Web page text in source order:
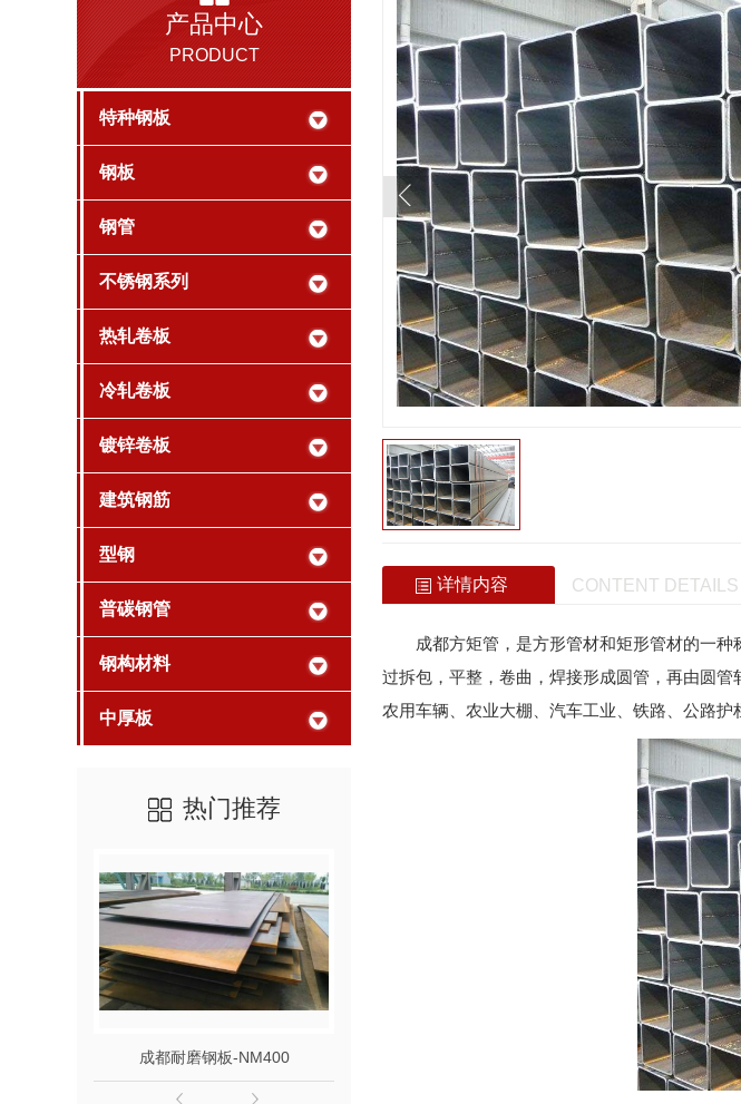
产品中心
PRODUCT
特种钢板
钢板
钢管
不锈钢系列
热轧卷板
冷轧卷板
镀锌卷板
建筑钢筋
型钢
普碳钢管
钢构材料
中厚板
热门推荐
成都耐磨钢板-NM400 成都
详情内容 CONTENT DETAILS
成都方矩管，是方形管材和矩形管材的一
过拆包，平整，卷曲，焊接形成圆管，再由圆
农用车辆、农业大棚、汽车工业、铁路、公路护